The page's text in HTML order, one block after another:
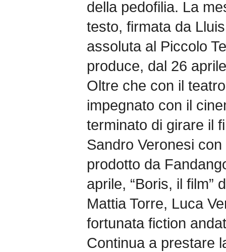
della pedofilia. La
testo, firmata da
assoluta al Piccolo
produce, dal 26
Oltre che con il
impegnato con il
terminato di girare il
Sandro Veronesi
prodotto da
aprile, “Boris, il film”
Mattia Torre, Luca
fortunata fiction
Continua a prestare